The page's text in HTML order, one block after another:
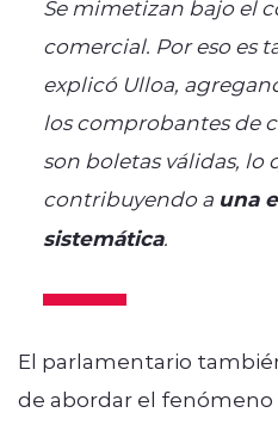
Se mimetizan bajo el
comercial. Por eso es
explicó Ulloa,
los comprobantes de
son boletas válidas, lo
contribuyendo a una
sistemática.
El parlamentario
de abordar el